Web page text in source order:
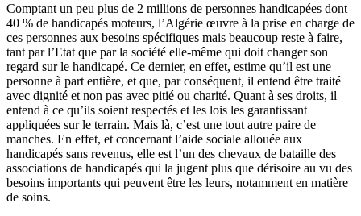
Comptant un peu plus de 2 millions de personnes handicapées dont
40 % de handicapés moteurs, l’Algérie œuvre à la prise en charge de
ces personnes aux besoins spécifiques mais beaucoup reste à faire,
tant par l’Etat que par la société elle-même qui doit changer son
regard sur le handicapé. Ce dernier, en effet, estime qu’il est une
personne à part entière, et que, par conséquent, il entend être traité
avec dignité et non pas avec pitié ou charité. Quant à ses droits, il
entend à ce qu’ils soient respectés et les lois les garantissant
appliquées sur le terrain. Mais là, c’est une tout autre paire de
manches. En effet, et concernant l’aide sociale allouée aux
handicapés sans revenus, elle est l’un des chevaux de bataille des
associations de handicapés qui la jugent plus que dérisoire au vu des
besoins importants qui peuvent être les leurs, notamment en matière
de soins.